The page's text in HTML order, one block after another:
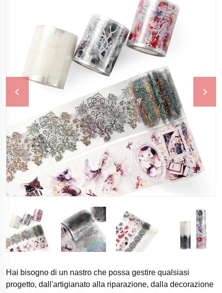
Hai bisogno di un nastro che possa gestire qualsiasi
progetto, dall'artigianato alla riparazione, dalla decorazione